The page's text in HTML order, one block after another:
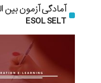
آمادگی آزمون بین
ESOL SELT